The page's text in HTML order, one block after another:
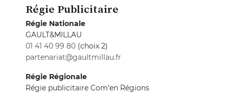
Régie Publicitaire
Régie Nationale
GAULT&MILLAU
01 41 40 99 80 (choix 2)
partenariat@gaultmillau.fr
Régie Régionale
Régie publicitaire Com'en Régions